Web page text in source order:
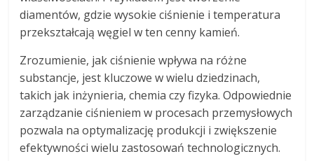
diamentów, gdzie wysokie ciśnienie i temperatura
przekształcają węgiel w ten cenny kamień.
Zrozumienie, jak ciśnienie wpływa na różne
substancje, jest kluczowe w wielu dziedzinach,
takich jak inżynieria, chemia czy fizyka. Odpowiednie
zarządzanie ciśnieniem w procesach przemysłowych
pozwala na optymalizację produkcji i zwiększenie
efektywności wielu zastosowań technologicznych.